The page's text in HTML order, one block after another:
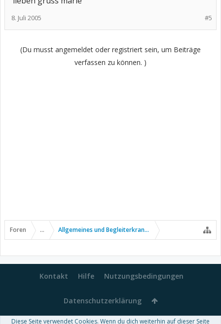
#5
8. Juli 2005
(Du musst angemeldet oder registriert sein, um Beiträge
verfassen zu können. )
Foren ... Allgemeines und Begleiterkrankungen
Kontakt Hilfe Nutzungsbedingungen
Datenschutzerklärung
Diese Seite verwendet Cookies. Wenn du dich weiterhin auf dieser Seite